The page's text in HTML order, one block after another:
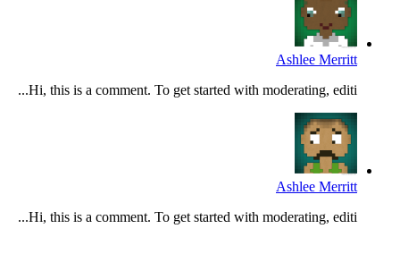
Ashlee Merritt
Hi, this is a comment. To get started with moderating, editi...
Ashlee Merritt
Hi, this is a comment. To get started with moderating, editi...